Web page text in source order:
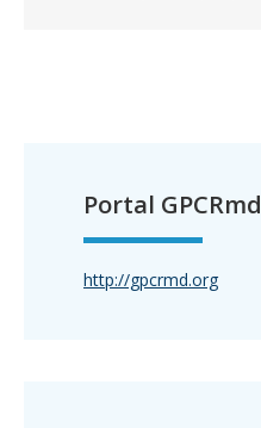
Portal GPCRmd
http://gpcrmd.org